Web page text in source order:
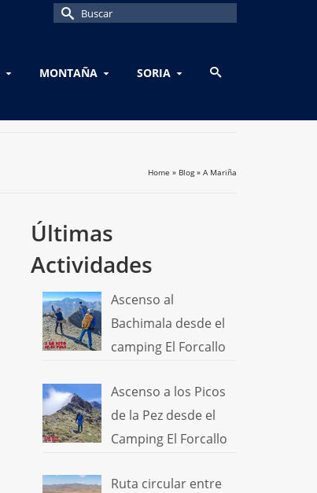
Buscar
MONTAÑA SORIA
Home » Blog » A Mariña
Últimas
Actividades
Ascenso al
Bachimala desde el
camping El Forcallo
Ascenso a los Picos
de la Pez desde el
Camping El Forcallo
Ruta circular entre